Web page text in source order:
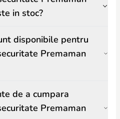
in stoc?
disponibile pentru
Premaman
de a cumpara
Premaman